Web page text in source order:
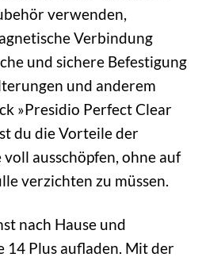
verwenden,
Verbindung
und sichere Befestigung
und anderem
»Presidio Perfect Clear
du die Vorteile der
voll ausschöpfen, ohne auf
verzichten zu müssen.
nach Hause und
14 Plus aufladen. Mit der